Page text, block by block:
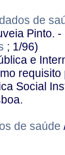
de
Pinto. -
; 1/96)
e
Social
de saúde